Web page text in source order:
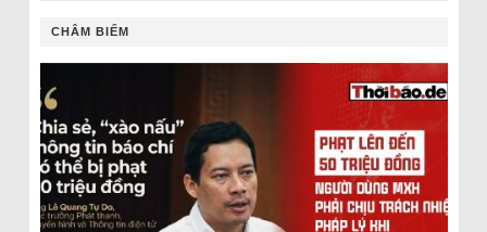
CHÂM BIẾM